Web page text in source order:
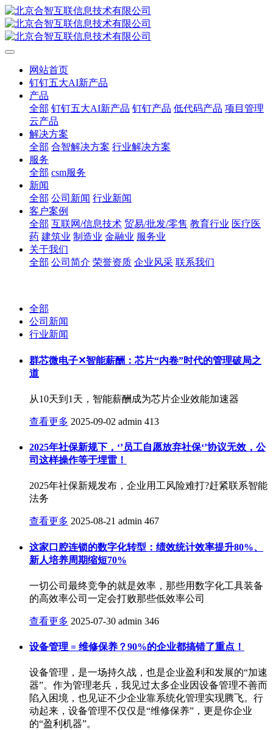
网站首页
钉钉五大AI新产品
产品
全部 钉钉五大AI新产品 钉钉产品 低代码产品 项目管理
云产品
解决方案
全部 合智解决方案 行业解决方案
服务
全部 csm服务
新闻
全部 公司新闻 行业新闻
客户案例
全部 互联网/信息技术 贸易/批发/零售 教育行业 医疗医
药 建筑业 制造业 金融业 服务业
关于我们
全部 公司简介 荣誉资质 企业风采 联系我们
全部
公司新闻
行业新闻
群芯微电子✕智能薪酬：芯片“内卷”时代的管理破局之
道
从10天到1天，智能薪酬成为芯片企业效能加速器
查看更多 2025-09-02 admin 413
2025年社保新规下，‘’员工自愿放弃社保‘’协议无效，公
司这样操作等于埋雷！
2025年社保新规发布，企业用工风险难打?赶紧联系智能
法务
查看更多 2025-08-21 admin 467
这家口腔连锁的数字化转型：绩效统计效率提升80%、
新人培养周期缩短70%
一切公司最终竞争的就是效率，那些用数字化工具装备
的高效率公司一定会打败那些低效率公司
查看更多 2025-07-30 admin 346
设备管理 = 维修保养？90%的企业都搞错了重点！
设备管理，是一场持久战，也是企业盈利和发展的“加速
器”。作为管理老兵，我见过太多企业因设备管理不善而
陷入困境，也见证不少企业靠系统化管理实现腾飞。行
动起来，设备管理不仅仅是“维修保养”，更是你企业
的“盈利机器”。